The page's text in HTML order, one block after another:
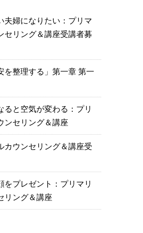
夫婦になりたい：プリマ
セリング＆講座受講者募
を整理する」第一章 第一
ると空気が変わる：プリ
ンセリング＆講座
カウンセリング＆講座受
をプレゼント：プリマリ
リング＆講座